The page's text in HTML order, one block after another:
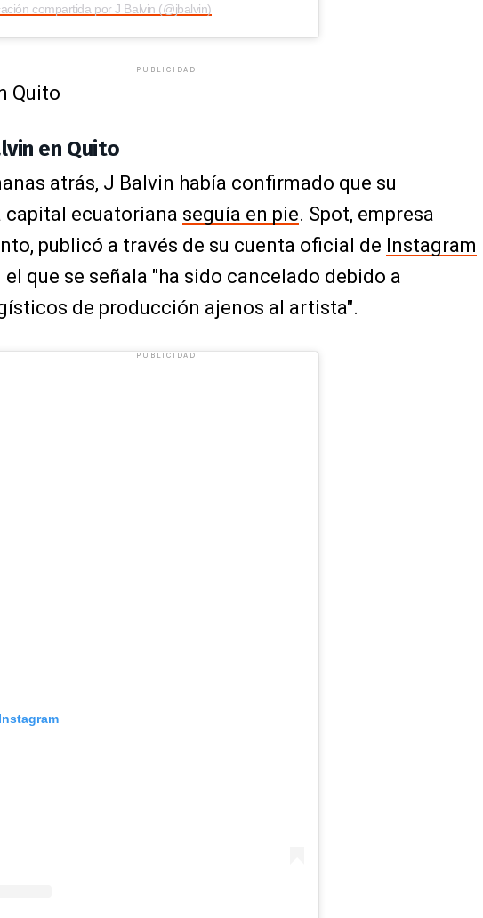
compartida por J Balvin (@jbalvin)
PUBLICIDAD
en Quito
atrás, J Balvin había confirmado que su
capital ecuatoriana seguía en pie. Spot, empresa
publicó a través de su cuenta oficial de Instagram
que se señala "ha sido cancelado debido a
de producción ajenos al artista".
PUBLICIDAD